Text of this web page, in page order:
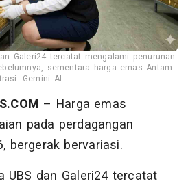
Galeri24 tercatat mengalami penurunan
sementara harga emas Antam
Gemini AI-
– Harga emas
pada perdagangan
bergerak bervariasi.
UBS dan Galeri24 tercatat